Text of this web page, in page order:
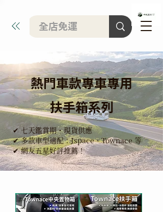
熱門車款專車專用
扶手箱系列
✔ 七天鑑賞期・現貨供應
✔ 多款車型適配：Jspace、Townace 等
✔ 網友五星好評推薦！